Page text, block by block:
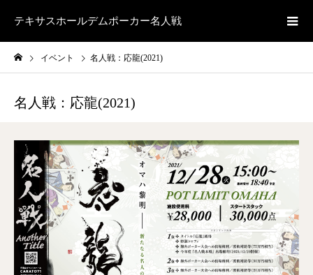
テキサスホールデムポーカー名人戦
イベント 名人戦：応龍(2021)
名人戦：応龍(2021)